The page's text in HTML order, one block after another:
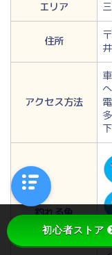
エリア
住所
アクセス方法
へ
釣れる魚
初心者ストア